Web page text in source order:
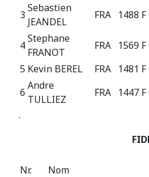
3
Sebastien
JEANDEL
FRA 1488 F
4
Stephane
FRANOT
FRA 1569 F
5 Kevin BEREL FRA 1481 F
6
Andre
TULLIEZ
FRA 1447 F
.
Nr.
Nom